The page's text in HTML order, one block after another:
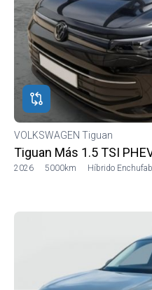
VOLKSWAGEN Tiguan
Tiguan Más 1.5 TSI
2026 5000km Híbrido